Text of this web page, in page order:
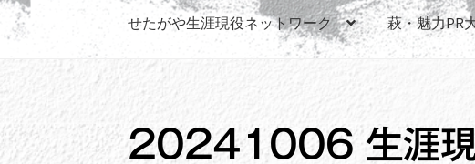
ス
ッ
せたがや生涯現役ネットワーク 萩・魅力PR
20241006 生涯